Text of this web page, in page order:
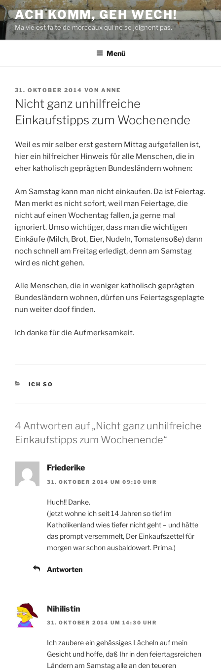
Zum
Inhalt
springen
ACH KOMM, GEH WECH!
Ma vie est faite de morceaux qui ne se joignent pas.
Menü
VERÖFFENTLICHT
AM
31. OKTOBER 2014 VON ANNE
Nicht ganz unhilfreiche
Einkaufstipps zum Wochenende
Weil es mir selber erst gestern Mittag aufgefallen ist,
hier ein hilfreicher Hinweis für alle Menschen, die in
eher katholisch geprägten Bundesländern wohnen:
Am Samstag kann man nicht einkaufen. Da ist Feiertag.
Man merkt es nicht sofort, weil man Feiertage, die
nicht auf einen Wochentag fallen, ja gerne mal
ignoriert. Umso wichtiger, dass man die wichtigen
Einkäufe (Milch, Brot, Eier, Nudeln, Tomatensoße) dann
noch schnell am Freitag erledigt, denn am Samstag
wird es nicht gehen.
Alle Menschen, die in weniger katholisch geprägten
Bundesländern wohnen, dürfen uns Feiertagsgeplagte
nun weiter doof finden.
Ich danke für die Aufmerksamkeit.
KATEGORIEN
ICH SO
4 Antworten auf „Nicht ganz unhilfreiche
Einkaufstipps zum Wochenende“
Friederike
31. OKTOBER 2014 UM 09:10 UHR
Huch!! Danke.
(jetzt wohne ich seit 14 Jahren so tief im
Katholikenland wies tiefer nicht geht – und hätte
das prompt versemmelt, Der Einkaufszettel für
morgen war schon ausbaldowert. Prima.)
Antworten
Nihilistin
31. OKTOBER 2014 UM 14:30 UHR
Ich zaubere ein gehässiges Lächeln auf mein
Gesicht und hoffe, daß Ihr in den feiertagsreichen
Ländern am Samstag alle an den teueren